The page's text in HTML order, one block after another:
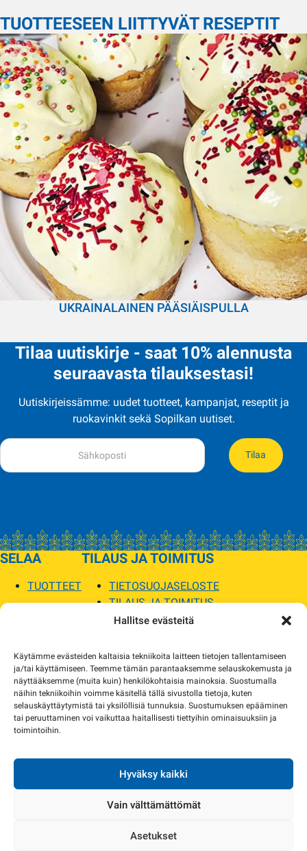
Hallitse evästeitä
Käytämme evästeiden kaltaisia tekniikoita laitteen tietojen tallentamiseen
ja/tai käyttämiseen. Teemme tämän parantaaksemme selauskokemusta ja
näyttääksemme (muita kuin) henkilökohtaisia mainoksia. Suostumalla
näihin tekniikoihin voimme käsitellä tällä sivustolla tietoja, kuten
selauskäyttäytymistä tai yksilöllisiä tunnuksia. Suostumuksen epääminen
tai peruuttaminen voi vaikuttaa haitallisesti tiettyihin ominaisuuksiin ja
toimintoihin.
Hyväksy kaikki
Vain välttämättömät
Asetukset
TUOTTEESEEN LIITTYVÄT RESEPTIT
UKRAINALAINEN PÄÄSIÄISPULLA
Tilaa uutiskirje - saat 10% alennusta
seuraavasta tilauksestasi!
Uutiskirjeissämme: uudet tuotteet, kampanjat, reseptit ja
ruokavinkit sekä Sopilkan uutiset.
Tilaa
SELAA
TUOTTEET
TILAUS JA TOIMITUS
TIETOSUOJASELOSTE
TILAUS JA TOIMITUS
TOIMITUSEHDOT
MYYMÄLÄT JA YHTEYSTIEDOT
USEIN KYSYTYT
AJANKOHTAISTA
yhteyttä ja sovimme korvaavista tuotteista.
Copyright 2024 Sopilka.fi – kaikki oikeudet pidätetään